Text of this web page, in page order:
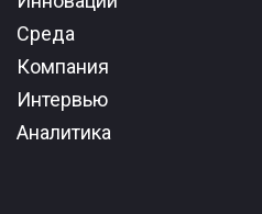
Среда
Компания
Интервью
Аналитика